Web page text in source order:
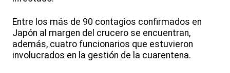
Entre los más de 90 contagios confirmados en
Japón al margen del crucero se encuentran,
además, cuatro funcionarios que estuvieron
involucrados en la gestión de la cuarentena.